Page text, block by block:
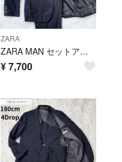
ZARA
ZARA MAN セットアップ ブラック カジュアル 裏地派手
¥7,700